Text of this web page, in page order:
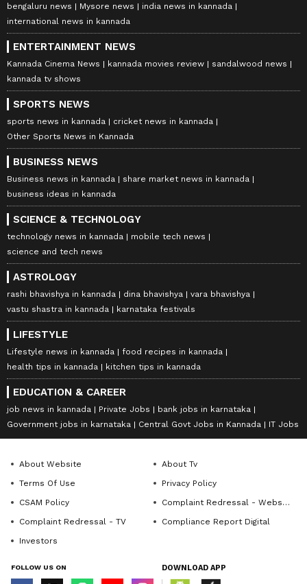
bengaluru news
Mysore news
india news in kannada
international news in kannada
ENTERTAINMENT NEWS
Kannada Cinema News kannada movies review
sandalwood news
kannada tv shows
SPORTS NEWS
sports news in kannada
cricket news in kannada
Other Sports News in Kannada
BUSINESS NEWS
Business news in kannada
share market news in kannada
business ideas in kannada
SCIENCE & TECHNOLOGY
technology news in kannada
mobile tech news
science and tech news
ASTROLOGY
rashi bhavishya in kannada dina bhavishya
vara bhavishya
vastu shastra in kannada
karnataka festivals
LIFESTYLE
Lifestyle news in kannada
food recipes in kannada
health tips in kannada
kitchen tips in kannada
EDUCATION & CAREER
job news in kannada Private Jobs
bank jobs in karnataka
Government jobs in karnataka
Central Govt Jobs in Kannada IT Jobs
About Website
About Tv
Terms Of Use
Privacy Policy
CSAM Policy
Complaint Redressal - Website
Complaint Redressal - TV
Compliance Report Digital
Investors
FOLLOW US ON DOWNLOAD APP